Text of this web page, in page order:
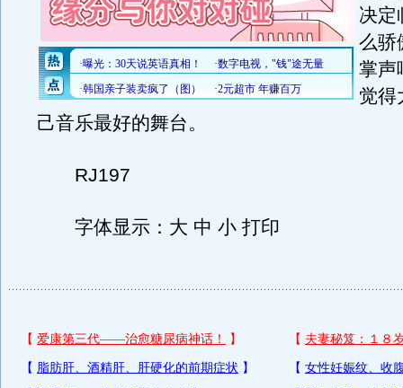
决定
么骄
掌声
觉得
己音乐最好的舞台。
RJ197
字体显示：大 中 小 打印